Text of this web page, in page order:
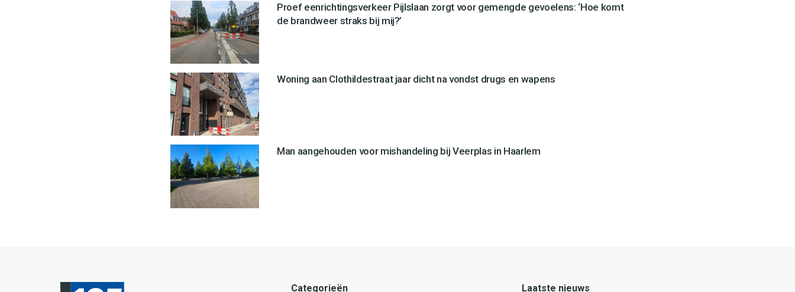
Proef eenrichtingsverkeer Pijlslaan zorgt voor gemengde gevoelens: ‘Hoe komt
de brandweer straks bij mij?’
Woning aan Clothildestraat jaar dicht na vondst drugs en wapens
Man aangehouden voor mishandeling bij Veerplas in Haarlem
Categorieën Laatste nieuws